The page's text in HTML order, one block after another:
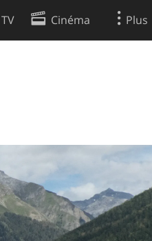
Cinéma Plus